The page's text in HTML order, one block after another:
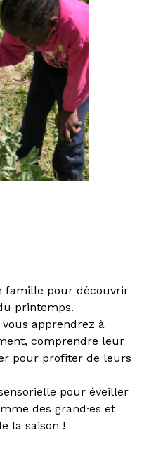
famille pour découvrir
printemps.
apprendrez à
comprendre leur
pour profiter de leurs
pour éveiller
des grand·es et
la saison !